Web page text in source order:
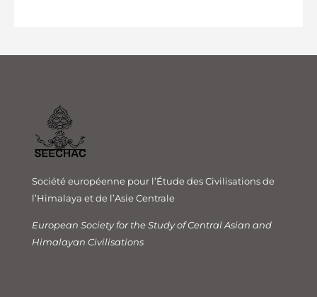
Société européenne pour l’Étude des Civilisations de
l’Himalaya et de l’Asie Centrale
European Society for the Study of Central Asian and
Himalayan Civilisations